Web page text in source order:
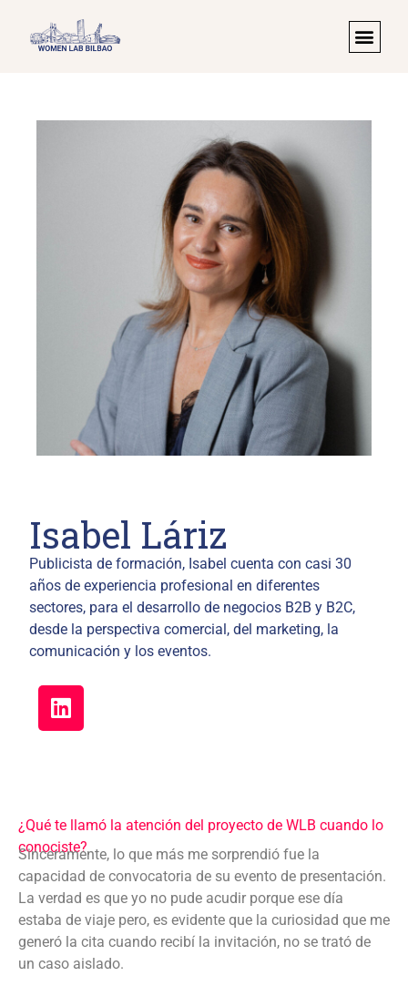
Isabel Láriz
Publicista de formación, Isabel cuenta con casi 30
años de experiencia profesional en diferentes
sectores, para el desarrollo de negocios B2B y B2C,
desde la perspectiva comercial, del marketing, la
comunicación y los eventos.
¿Qué te llamó la atención del proyecto de WLB cuando lo
conociste?
Sinceramente, lo que más me sorprendió fue la
capacidad de convocatoria de su evento de presentación.
La verdad es que yo no pude acudir porque ese día
estaba de viaje pero, es evidente que la curiosidad que me
generó la cita cuando recibí la invitación, no se trató de
un caso aislado.